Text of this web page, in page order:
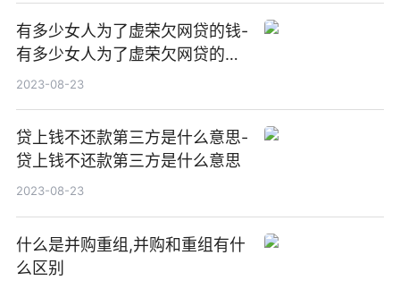
有多少女人为了虚荣欠网贷的钱-
有多少女人为了虚荣欠网贷的钱
呢
2023-08-23
贷上钱不还款第三方是什么意思-
贷上钱不还款第三方是什么意思
2023-08-23
什么是并购重组,并购和重组有什
么区别